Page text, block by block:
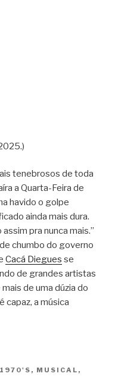
tenebrosos de toda
a Quarta-Feira de
havido o golpe
ainda mais dura.
pra nunca mais.”
chumbo do governo
Cacá Diegues se
de grandes artistas
de uma dúzia do
capaz, a música
1970'S , MUSICAL ,